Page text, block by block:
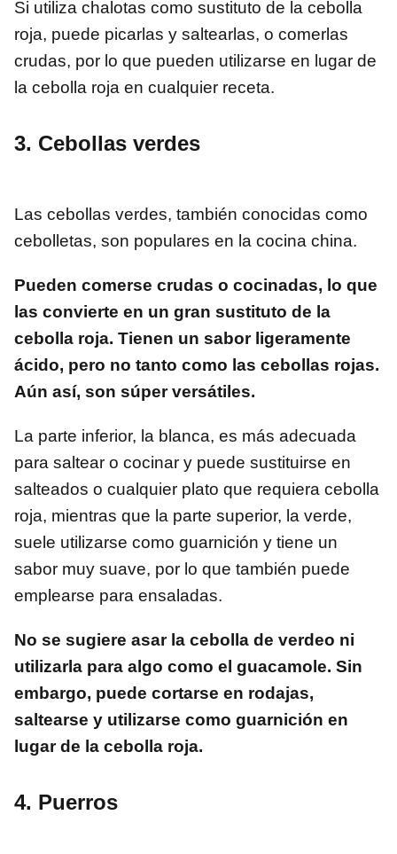
Si utiliza chalotas como sustituto de la cebolla
roja, puede picarlas y saltearlas, o comerlas
crudas, por lo que pueden utilizarse en lugar de
la cebolla roja en cualquier receta.
3. Cebollas verdes
Las cebollas verdes, también conocidas como
cebolletas, son populares en la cocina china.
Pueden comerse crudas o cocinadas, lo que
las convierte en un gran sustituto de la
cebolla roja. Tienen un sabor ligeramente
ácido, pero no tanto como las cebollas rojas.
Aún así, son súper versátiles.
La parte inferior, la blanca, es más adecuada
para saltear o cocinar y puede sustituirse en
salteados o cualquier plato que requiera cebolla
roja, mientras que la parte superior, la verde,
suele utilizarse como guarnición y tiene un
sabor muy suave, por lo que también puede
emplearse para ensaladas.
No se sugiere asar la cebolla de verdeo ni
utilizarla para algo como el guacamole. Sin
embargo, puede cortarse en rodajas,
saltearse y utilizarse como guarnición en
lugar de la cebolla roja.
4. Puerros